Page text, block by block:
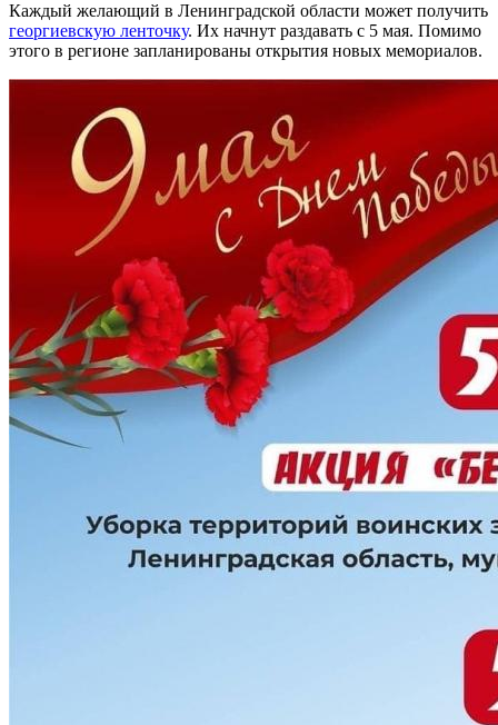
Каждый желающий в Ленинградской области может получить
георгиевскую ленточку. Их начнут раздавать с 5 мая. Помимо
этого в регионе запланированы открытия новых мемориалов.